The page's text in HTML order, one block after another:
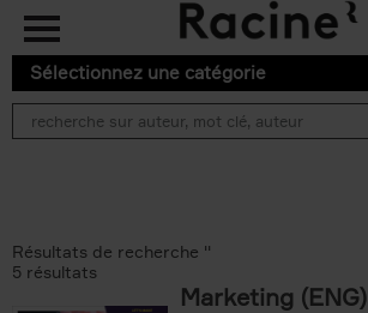
Aller au contenu principal
Sélectionnez une catégorie
Résultats de recherche ''
5 résultats
Marketing (ENG)